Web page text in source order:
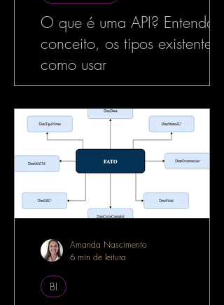
O que é uma API? Entenda o
conceito, os tipos existentes e
como usar
No mundo da tecnologia,
no desenvolvimento de software, o termo
API é muito utilizado — e com razão. As
APIs estão por...
BI
Amanda Nascimento
6 min de leitura